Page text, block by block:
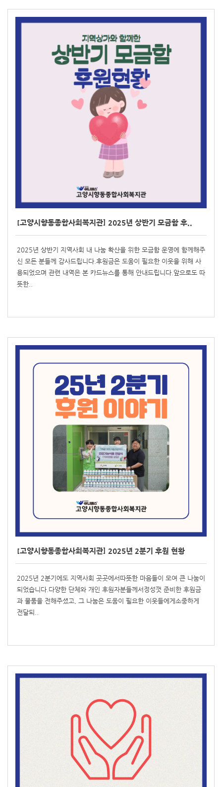
[고양시향동종합사회복지관] 2025년 상반기 모금함 후..
2025년 상반기 지역사회 내 나눔 확산을 위한 모금함 운영에 함께해주
신 모든 분들께 감사드립니다.후원금은 도움이 필요한 이웃을 위해 사
용되었으며 관련 내역은 본 카드뉴스를 통해 안내드립니다.앞으로도 따
뜻한..
[고양시향동종합사회복지관] 2025년 2분기 후원 현황
2025년 2분기에도 지역사회 곳곳에서따뜻한 마음들이 모여 큰 나눔이
되었습니다.다양한 단체와 개인 후원자분들께서정성껏 준비한 후원금
과 물품을 전해주셨고, 그 나눔은 도움이 필요한 이웃들에게소중하게
전달되..